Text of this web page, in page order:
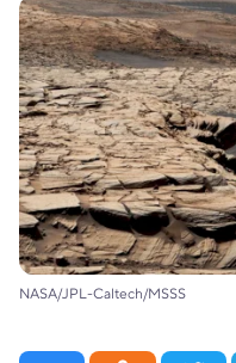
NASA/JPL-Caltech/MSSS